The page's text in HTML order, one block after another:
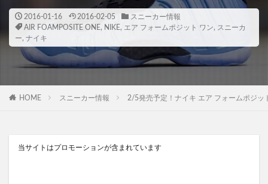
2016-01-16 2016-02-05
スニーカー情報
AIR FOAMPOSITE ONE, NIKE, エア フォームポジット ワン, スニーカ
ー, ナイキ
HOME スニーカー情報 2/5発売予定！ナイキ エア フォームポジッ
当サイトはプロモーションが含まれています